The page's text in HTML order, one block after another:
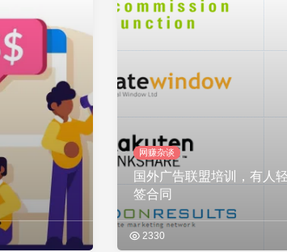
网赚杂谈
国外广告联盟培训，有人
签合同
2330